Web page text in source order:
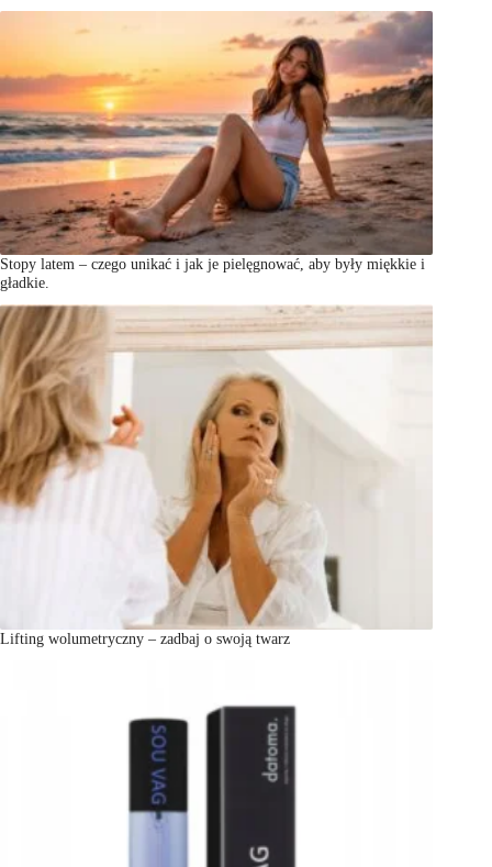
Stopy latem – czego unikać i jak je pielęgnować, aby były miękkie i
gładkie.
Lifting wolumetryczny – zadbaj o swoją twarz